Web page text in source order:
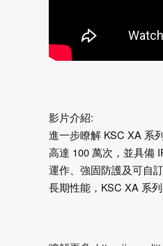
影片介紹:
進一步瞭解 KSC XA 系
高達 100 萬次，並具備
運作、強固防護及可自
長期性能，KSC XA 系